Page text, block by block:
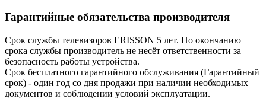
Гарантийные обязательства производителя
Срок службы телевизоров ERISSON 5 лет. По окончанию
срока службы производитель не несёт ответственности за
безопасность работы устройства.
Срок бесплатного гарантийного обслуживания (Гарантийный
срок) - один год со дня продажи при наличии необходимых
документов и соблюдении условий эксплуатации.